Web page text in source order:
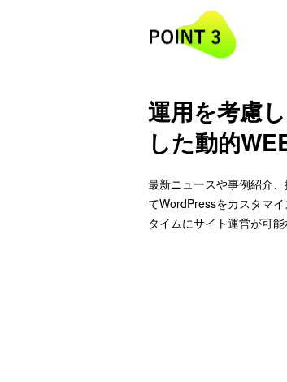
運用を考慮
した動的
最新ニュースや事例紹介
てWordPressをカスタマ
タイムにサイト運営が可